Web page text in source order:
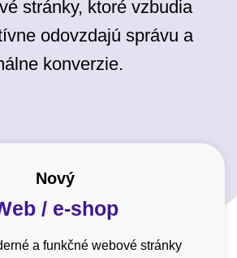
stránky, ktoré vzbudia
odovzdajú správu a
konverzie.
Nový
/ e-shop
a funkčné webové stránky